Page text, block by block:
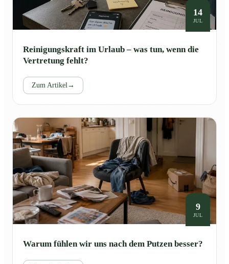
14
JUL
Reinigungskraft im Urlaub – was tun, wenn die
Vertretung fehlt?
Zum Artikel→
9
JUL
Warum fühlen wir uns nach dem Putzen besser?